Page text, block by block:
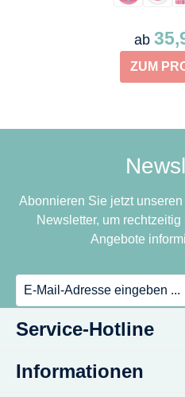
ab
ZUM
Abonnieren Sie jetzt
Newsletter, um
Angebote
Service-Hotline
Informationen